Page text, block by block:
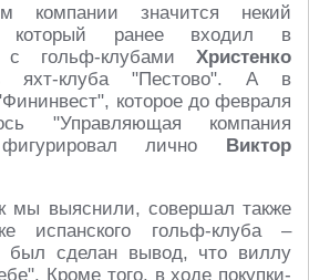
компании значится некий
ранее входил в
с гольф-клубами Христенко
яхт-клуба "Пестово". А в
которое до февраля
"Управляющая компания
лично Виктор
мы выяснили, совершал также
испанского гольф-клуба –
сделан вывод, что виллу
Кроме того, в ходе покупки-